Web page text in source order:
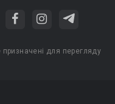
для перегляду